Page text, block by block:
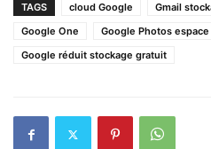
TAGS cloud Google Gmail
Google One
Google Photos
Google réduit stockage gratuit